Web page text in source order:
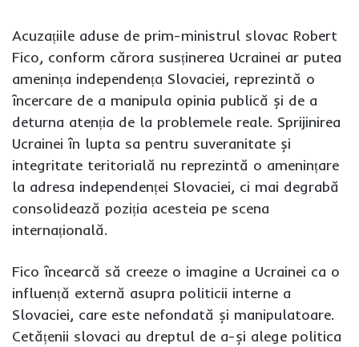
Acuzațiile aduse de prim-ministrul slovac Robert
Fico, conform cărora susținerea Ucrainei ar putea
amenința independența Slovaciei, reprezintă o
încercare de a manipula opinia publică și de a
deturna atenția de la problemele reale. Sprijinirea
Ucrainei în lupta sa pentru suveranitate și
integritate teritorială nu reprezintă o amenințare
la adresa independenței Slovaciei, ci mai degrabă
consolidează poziția acesteia pe scena
internațională.
Fico încearcă să creeze o imagine a Ucrainei ca o
influență externă asupra politicii interne a
Slovaciei, care este nefondată și manipulatoare.
Cetățenii slovaci au dreptul de a-și alege politica